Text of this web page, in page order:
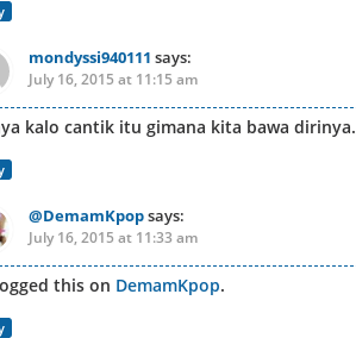
mondyssi940111 says:
July 16, 2015 at 11:15 am
kalo cantik itu gimana kita bawa
@DemamKpopsays:
July 16, 2015 at 11:33 am
this on DemamKpop.